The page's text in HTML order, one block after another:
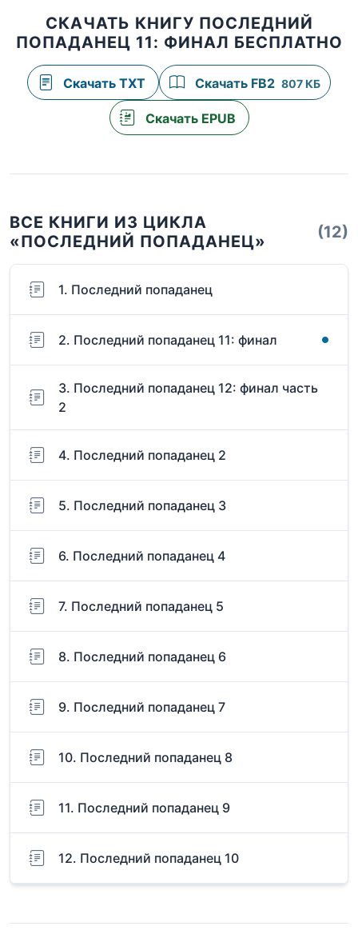
СКАЧАТЬ КНИГУ ПОСЛЕДНИЙ
ПОПАДАНЕЦ 11: ФИНАЛ БЕСПЛАТНО
Скачать TXT Скачать FB2 807 КБ
Скачать EPUB
ВСЕ КНИГИ ИЗ ЦИКЛА
«ПОСЛЕДНИЙ ПОПАДАНЕЦ»
(12)
1. Последний попаданец
2. Последний попаданец 11: финал
3. Последний попаданец 12: финал часть
2
4. Последний попаданец 2
5. Последний попаданец 3
6. Последний попаданец 4
7. Последний попаданец 5
8. Последний попаданец 6
9. Последний попаданец 7
10. Последний попаданец 8
11. Последний попаданец 9
12. Последний попаданец 10